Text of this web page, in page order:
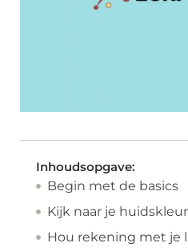
Inhoudsopgave:
Begin met de basics
Kijk naar je huidskleur
Hou rekening met je